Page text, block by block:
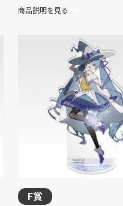
商品説明を見る
F賞